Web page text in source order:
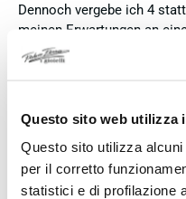
Questo sito web utilizza
Questo sito utilizza
per il corretto
statistici e di profilazione
Dennoch vergebe ich 4
meinen Erwartungen an
entsprach. Die Uhr kam
Armband, die
Uhrenkissen), und auch die
Modellinformationen
Zustand und weist keine
hätte ich bei einer